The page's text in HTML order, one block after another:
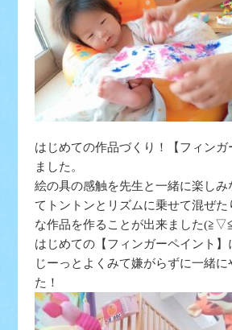
はじめての作品づくり！【フィンガ
ました。
絵の具の感触を先生と一緒に楽しみ
てトントンとリズムに乗せて混ぜた
な作品を作ることが出来ました
はじめての【フィンガーペイント】
じーっとよくみて嫌がらずに一緒に
た！